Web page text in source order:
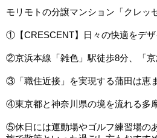
モリモトの分譲マンション「クレッ
①【CRESCENT】日々の快適をデザ
②京浜本線「雑色」駅徒歩8分、「京
③「職住近接」を実現する蒲田は恵
④東京都と神奈川県の境を流れる多
⑤休日には運動場やゴルフ練習場の